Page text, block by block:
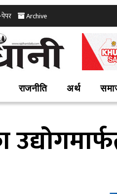
Archive
राजनीति अर्थ